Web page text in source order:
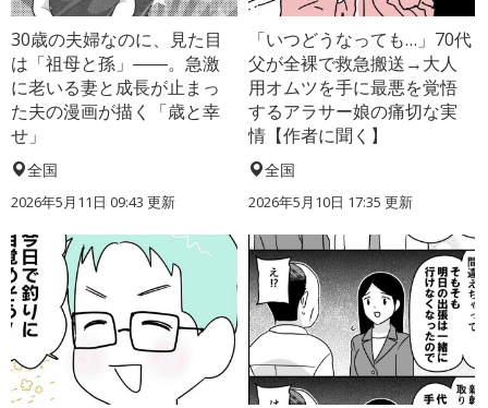
30歳の夫婦なのに、見た目
は「祖母と孫」――。急激
に老いる妻と成長が止まっ
た夫の漫画が描く「歳と幸
せ」
全国
2026年5月11日 09:43 更新
「いつどうなっても…」70代
父が全裸で救急搬送→大人
用オムツを手に最悪を覚悟
するアラサー娘の痛切な実
情【作者に聞く】
全国
2026年5月10日 17:35 更新